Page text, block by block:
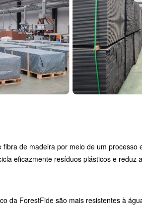
de madeira por meio de um processo
eficazmente resíduos plásticos e reduz
da ForestFide são mais resistentes à